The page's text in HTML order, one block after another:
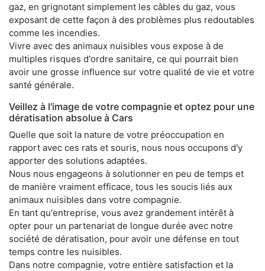
gaz, en grignotant simplement les câbles du gaz, vous
exposant de cette façon à des problèmes plus redoutables
comme les incendies.
Vivre avec des animaux nuisibles vous expose à de
multiples risques d'ordre sanitaire, ce qui pourrait bien
avoir une grosse influence sur votre qualité de vie et votre
santé générale.
Veillez à l'image de votre compagnie et optez pour une
dératisation absolue à Cars
Quelle que soit la nature de votre préoccupation en
rapport avec ces rats et souris, nous nous occupons d'y
apporter des solutions adaptées.
Nous nous engageons à solutionner en peu de temps et
de manière vraiment efficace, tous les soucis liés aux
animaux nuisibles dans votre compagnie.
En tant qu'entreprise, vous avez grandement intérêt à
opter pour un partenariat de longue durée avec notre
société de dératisation, pour avoir une défense en tout
temps contre les nuisibles.
Dans notre compagnie, votre entière satisfaction et la